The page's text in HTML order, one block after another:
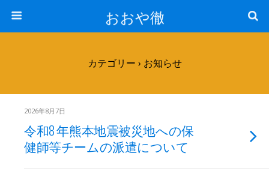
おおや徹
カテゴリー › お知らせ
2026年8月7日
令和8 年熊本地震被災地への保
健師等チームの派遣について